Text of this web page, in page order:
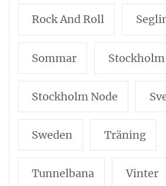
Rock And Roll
Sommar Stockholm
Stockholm Node
Sweden Träning
Tunnelbana Vinter